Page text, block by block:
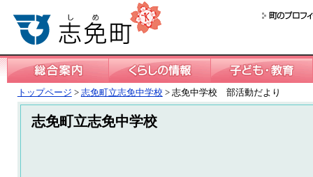
トップページ > 志免町立志免中学校 > 志免中学校 部活動だより
志免町立志免中学校